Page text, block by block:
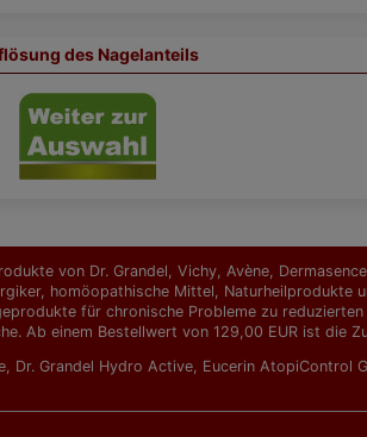
des Nagelanteils
von Dr. Grandel, Vichy, Avène,
homöopathische Mittel, Naturheilprodukte
für chronische Probleme zu
Ab einem Bestellwert von 129,00 EUR ist die
, Dr. Grandel Hydro Active, Eucerin AtopiControl